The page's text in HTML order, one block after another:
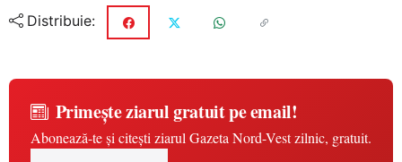
Distribuie:
Primește ziarul gratuit pe email!
Abonează-te și citești ziarul Gazeta Nord-Vest zilnic, gratuit.